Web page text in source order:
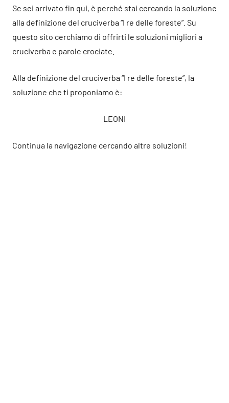
Se sei arrivato fin qui, è perché stai cercando la soluzione
alla definizione del cruciverba “I re delle foreste”. Su
questo sito cerchiamo di offrirti le soluzioni migliori a
cruciverba e parole crociate.
Alla definizione del cruciverba “I re delle foreste”, la
soluzione che ti proponiamo è:
LEONI
Continua la navigazione cercando altre soluzioni!